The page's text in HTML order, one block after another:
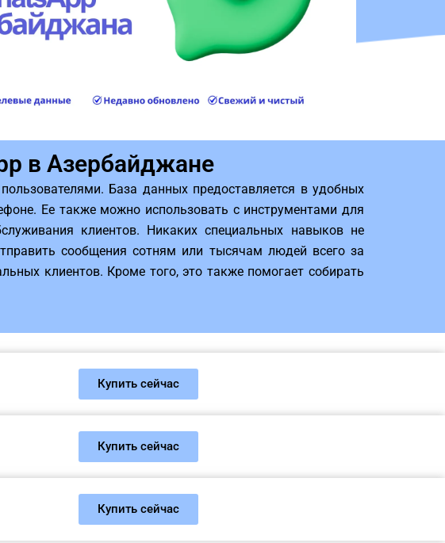
в Азербайджане
База данных предоставляется в удобных
Ее также можно использовать с инструментами для
клиентов. Никаких специальных навыков не
сообщения сотням или тысячам людей всего за
клиентов. Кроме того, это также помогает собирать
Купить сейчас
Купить сейчас
Купить сейчас